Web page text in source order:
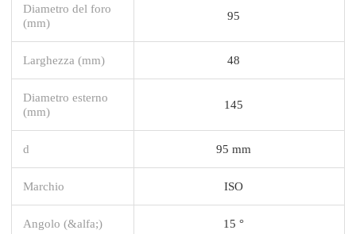
Diametro del foro
(mm)
95
Larghezza (mm) 48
Diametro esterno
(mm)
145
d 95 mm
Marchio ISO
Angolo (&alfa;) 15 °